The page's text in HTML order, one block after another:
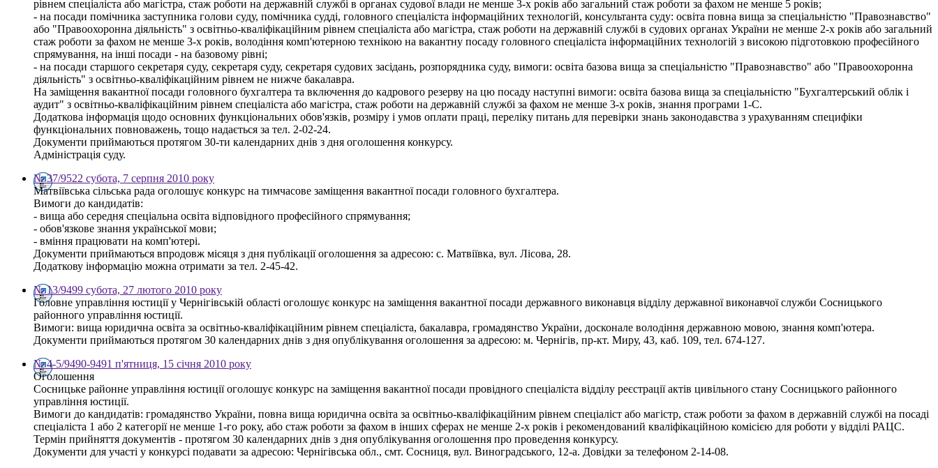
рівнем спеціаліста або магістра, стаж роботи на державній службі в органах судової влади не менше 3-х років або загальний стаж роботи за фахом не менше 5 років;
- на посади помічника заступника голови суду, помічника судді, головного спеціаліста інформаційних технологій, консультанта суду: освіта повна вища за спеціальністю "Правознавство"
або "Правоохоронна діяльність" з освітньо-кваліфікаційним рівнем спеціаліста або магістра, стаж роботи на державній службі в судових органах України не менше 2-х років або загальний
стаж роботи за фахом не менше 3-х років, володіння комп'ютерною технікою на вакантну посаду головного спеціаліста інформаційних технологій з високою підготовкою професійного
спрямування, на інші посади - на базовому рівні;
- на посади старшого секретаря суду, секретаря суду, секретаря судових засідань, розпорядника суду, вимоги: освіта базова вища за спеціальністю "Правознавство" або "Правоохоронна
діяльність" з освітньо-кваліфікаційним рівнем не нижче бакалавра.
На заміщення вакантної посади головного бухгалтера та включення до кадрового резерву на цю посаду наступні вимоги: освіта базова вища за спеціальністю "Бухгалтерський облік і
аудит" з освітньо-кваліфікаційним рівнем спеціаліста або магістра, стаж роботи на державній службі за фахом не менше 3-х років, знання програми 1-С.
Додаткова інформація щодо основних функціональних обов'язків, розміру і умов оплати праці, переліку питань для перевірки знань законодавства з урахуванням специфіки
функціональних повноважень, тощо надається за тел. 2-02-24.
Документи приймаються протягом 30-ти календарних днів з дня оголошення конкурсу.
Адміністрація суду.
№ 37/9522 субота, 7 серпня 2010 року
Матвіївська сільська рада оголошує конкурс на тимчасове заміщення вакантної посади головного бухгалтера.
Вимоги до кандидатів:
- вища або середня спеціальна освіта відповідного професійного спрямування;
- обов'язкове знання української мови;
- вміння працювати на комп'ютері.
Документи приймаються впродовж місяця з дня публікації оголошення за адресою: с. Матвіївка, вул. Лісова, 28.
Додаткову інформацію можна отримати за тел. 2-45-42.
№ 13/9499 субота, 27 лютого 2010 року
Головне управління юстиції у Чернігівській області оголошує конкурс на заміщення вакантної посади державного виконавця відділу державної виконавчої служби Сосницького
районного управління юстиції.
Вимоги: вища юридична освіта за освітньо-кваліфікаційним рівнем спеціаліста, бакалавра, громадянство України, досконале володіння державною мовою, знання комп'ютера.
Документи приймаються протягом 30 календарних днів з дня опублікування оголошення за адресою: м. Чернігів, пр-кт. Миру, 43, каб. 109, тел. 674-127.
№ 4-5/9490-9491 п'ятниця, 15 січня 2010 року
Оголошення
Сосницьке районне управління юстиції оголошує конкурс на заміщення вакантної посади провідного спеціаліста відділу реєстрації актів цивільного стану Сосницького районного
управління юстиції.
Вимоги до кандидатів: громадянство України, повна вища юридична освіта за освітньо-кваліфікаційним рівнем спеціаліст або магістр, стаж роботи за фахом в державній службі на посаді
спеціаліста 1 або 2 категорії не менше 1-го року, або стаж роботи за фахом в інших сферах не менше 2-х років і рекомендований кваліфікаційною комісією для роботи у відділі РАЦС.
Термін прийняття документів - протягом 30 календарних днів з дня опублікування оголошення про проведення конкурсу.
Документи для участі у конкурсі подавати за адресою: Чернігівська обл., смт. Сосниця, вул. Виноградського, 12-а. Довідки за телефоном 2-14-08.